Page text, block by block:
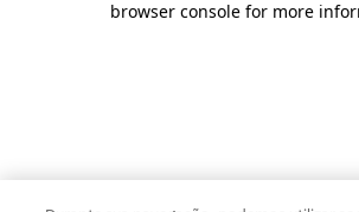
browser console for more